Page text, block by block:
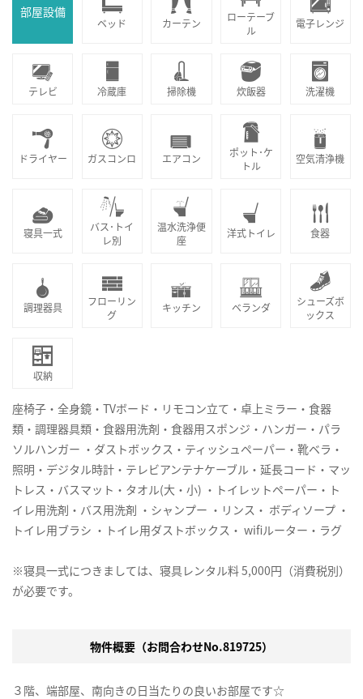
部屋設備
ベッド カーテン
ローテーブ
ル
電子レンジ
テレビ 冷蔵庫 掃除機 炊飯器 洗濯機
ドライヤー ガスコンロ エアコン
ポット･ケ
トル
空気清浄機
寝具一式
バス･トイ
レ別
温水洗浄便
座
洋式トイレ 食器
調理器具
フローリン
グ
キッチン ベランダ
シューズボ
ックス
収納
座椅子・全身鏡・TVボード・リモコン立て・卓上ミラー・食器
類・調理器具類・食器用洗剤・食器用スポンジ・ハンガー・パラ
ソルハンガー ・ダストボックス・ティッシュペーパー・靴ベラ・
照明・デジタル時計・テレビアンテナケーブル・延長コード・マッ
トレス・バスマット・タオル(大・小) ・トイレットペーパー・ト
イレ用洗剤・バス用洗剤 ・シャンプー ・リンス・ ボディソープ ・
トイレ用ブラシ ・トイレ用ダストボックス・ wifiルーター・ラグ
※寝具一式につきましては、寝具レンタル料 5,000円（消費税別）
が必要です。
物件概要（お問合わせNo.819725）
３階、端部屋、南向きの日当たりの良いお部屋です☆